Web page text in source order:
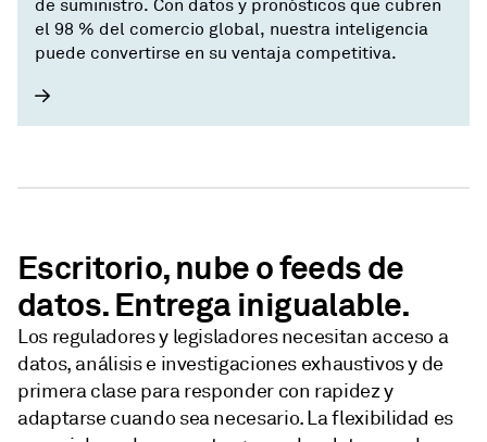
de suministro. Con datos y pronósticos que cubren
el 98 % del comercio global, nuestra inteligencia
puede convertirse en su ventaja competitiva.
Escritorio, nube o feeds de
datos. Entrega inigualable.
Los reguladores y legisladores necesitan acceso a
datos, análisis e investigaciones exhaustivos y de
primera clase para responder con rapidez y
adaptarse cuando sea necesario. La flexibilidad es